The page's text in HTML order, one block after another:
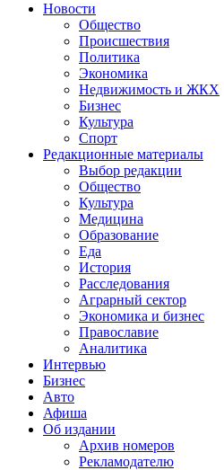
Новости
Общество
Происшествия
Политика
Экономика
Недвижимость и ЖКХ
Бизнес
Культура
Спорт
Редакционные материалы
Выбор редакции
Общество
Культура
Медицина
Образование
Еда
История
Расследования
Аграрный сектор
Экономика и бизнес
Православие
Аналитика
Интервью
Бизнес
Авто
Афиша
Об издании
Архив номеров
Рекламодателю